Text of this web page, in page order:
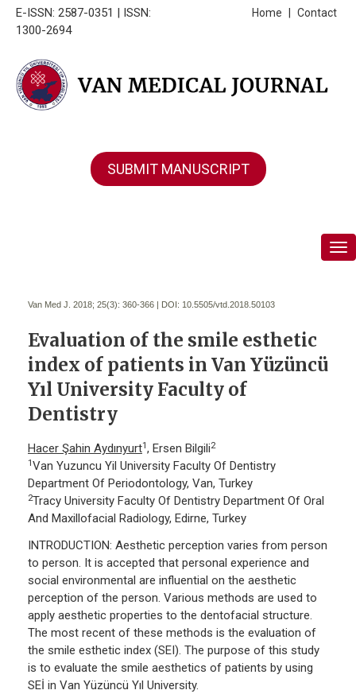
E-ISSN: 2587-0351 | ISSN:
1300-2694
Contact
Home
SUBMIT MANUSCRIPT
Van Med J. 2018; 25(3): 360-366 | DOI: 10.5505/vtd.2018.50103
Evaluation of the smile esthetic
index of patients in Van Yüzüncü
Yıl University Faculty of
Dentistry
Hacer Şahin Aydınyurt1, Ersen Bilgili2
1Van Yuzuncu Yil University Faculty Of Dentistry
Department Of Periodontology, Van, Turkey
2Tracy University Faculty Of Dentistry Department Of Oral
And Maxillofacial Radiology, Edirne, Turkey
INTRODUCTION: Aesthetic perception varies from person
to person. It is accepted that personal experience and
social environmental are influential on the aesthetic
perception of the person. Various methods are used to
apply aesthetic properties to the dentofacial structure.
The most recent of these methods is the evaluation of
the smile esthetic index (SEI). The purpose of this study
is to evaluate the smile aesthetics of patients by using
SEİ in Van Yüzüncü Yıl University.